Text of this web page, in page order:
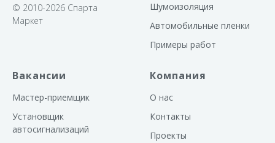
© 2010-2026 Спарта
Маркет
Шумоизоляция
Автомобильные пленки
Примеры работ
Вакансии
Мастер-приемщик
Установщик
автосигнализаций
Компания
О нас
Контакты
Проекты